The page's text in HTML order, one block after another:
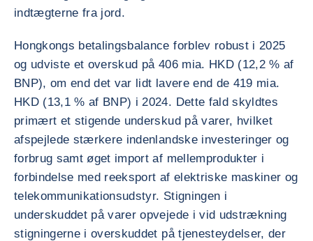
indtægterne fra jord.
Hongkongs betalingsbalance forblev robust i 2025
og udviste et overskud på 406 mia. HKD (12,2 % af
BNP), om end det var lidt lavere end de 419 mia.
HKD (13,1 % af BNP) i 2024. Dette fald skyldtes
primært et stigende underskud på varer, hvilket
afspejlede stærkere indenlandske investeringer og
forbrug samt øget import af mellemprodukter i
forbindelse med reeksport af elektriske maskiner og
telekommunikationsudstyr. Stigningen i
underskuddet på varer opvejede i vid udstrækning
stigningerne i overskuddet på tjenesteydelser, der